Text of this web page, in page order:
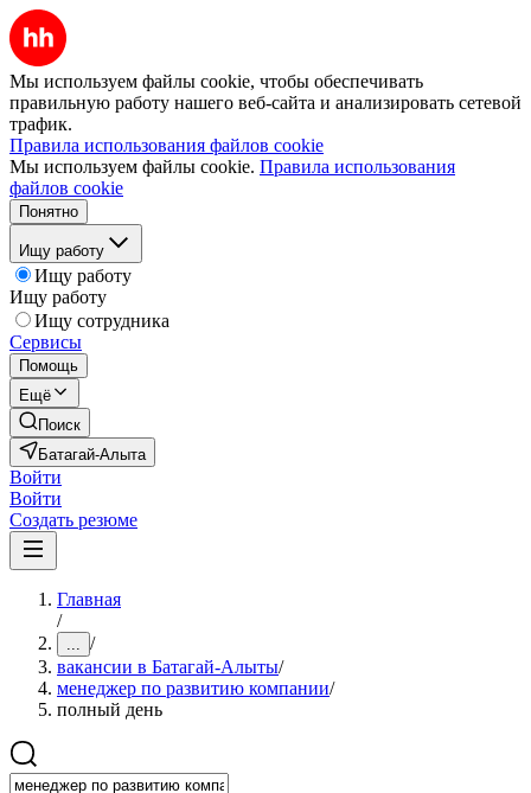
Мы используем файлы cookie, чтобы обеспечивать
правильную работу нашего веб-сайта и анализировать сетевой
трафик.
Правила использования файлов cookie
Мы используем файлы cookie. Правила использования
файлов cookie
Понятно
Ищу работу
Ищу работу
Ищу работу
Ищу сотрудника
Сервисы
Помощь
Ещё
Поиск
Батагай-Алыта
Войти
Войти
Создать резюме
Главная
/
... /
вакансии в Батагай-Алыты/
менеджер по развитию компании/
полный день